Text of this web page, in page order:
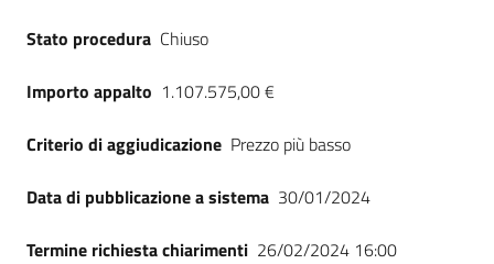
Stato procedura Chiuso
Importo appalto 1.107.575,00 €
Criterio di aggiudicazione Prezzo più basso
Data di pubblicazione a sistema 30/01/2024
Termine richiesta chiarimenti 26/02/2024 16:00